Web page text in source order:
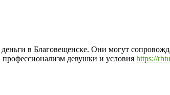
в Благовещенске. Они могут
девушки и условия https://